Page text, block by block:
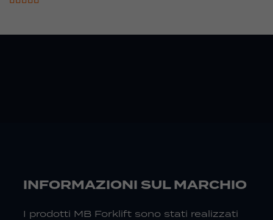
INFORMAZIONI SUL MARCHIO
I prodotti MB Forklift sono stati realizzati